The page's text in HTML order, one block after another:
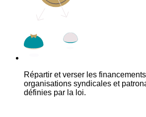
Répartir et verser les
organisations syndicales et
définies par la loi.